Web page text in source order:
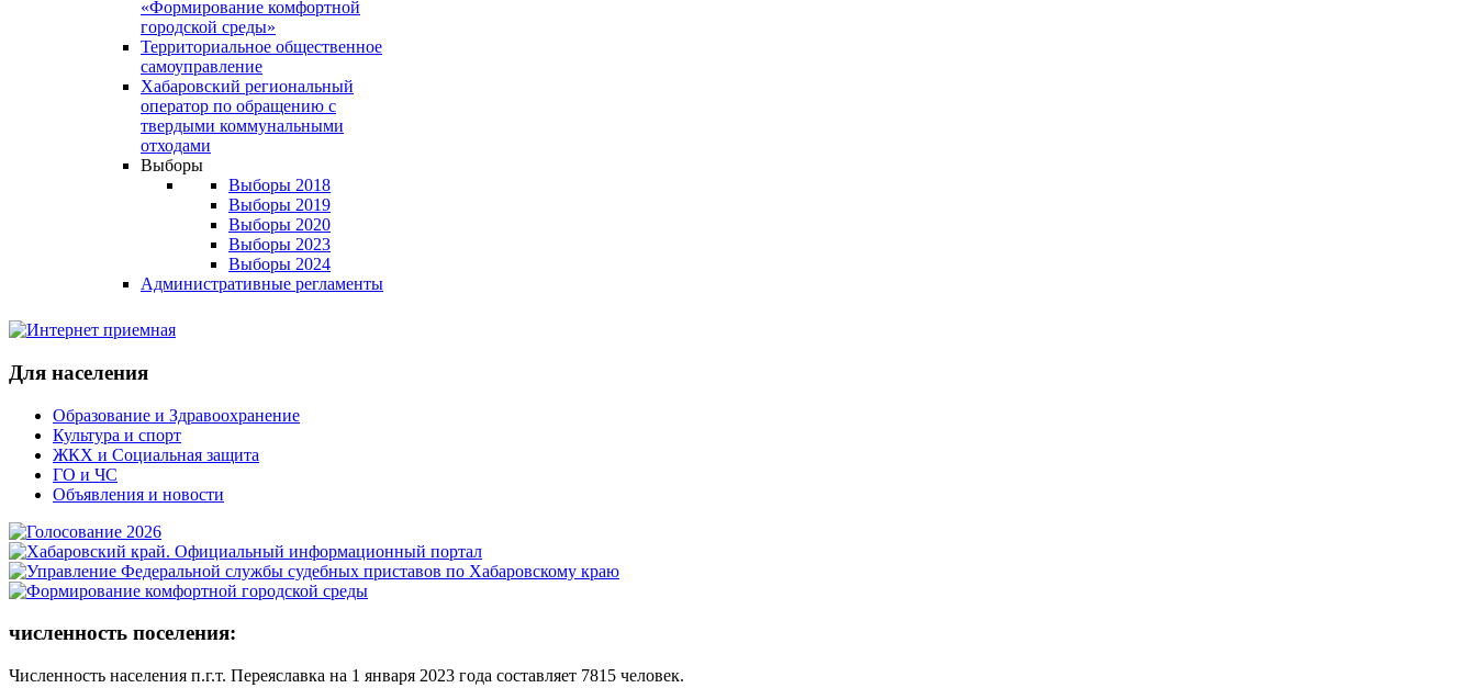
«Формирование комфортной
городской среды»
Территориальное общественное
самоуправление
Хабаровский региональный
оператор по обращению с
твердыми коммунальными
отходами
Выборы
Выборы 2018
Выборы 2019
Выборы 2020
Выборы 2023
Выборы 2024
Административные регламенты
Для населения
Образование и Здравоохранение
Культура и спорт
ЖКХ и Социальная защита
ГО и ЧС
Объявления и новости
численность поселения:
Численность населения п.г.т. Переяславка на 1 января 2023 года составляет 7815 человек.